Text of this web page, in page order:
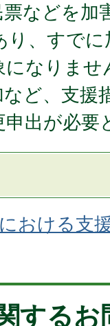
などを加
り、すで
になりませ
ど、⽀援
申出が必要
おける支
する